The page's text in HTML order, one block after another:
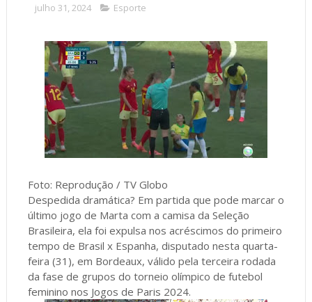
julho 31, 2024 Esporte
Foto: Reprodução / TV Globo
Despedida dramática? Em partida que pode marcar o
último jogo de Marta com a camisa da Seleção
Brasileira, ela foi expulsa nos acréscimos do primeiro
tempo de Brasil x Espanha, disputado nesta quarta-
feira (31), em Bordeaux, válido pela terceira rodada
da fase de grupos do torneio olímpico de futebol
feminino nos Jogos de Paris 2024.